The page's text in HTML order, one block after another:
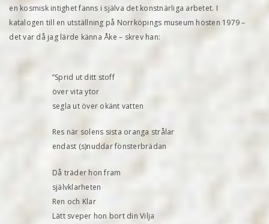
en kosmisk intighet fanns i själva det konstnärliga arbetet. I
katalogen till en utställning på Norrköpings museum hösten 1979 –
det var då jag lärde känna Åke – skrev han:
”Sprid ut ditt stoff
över vita ytor
segla ut över okänt vatten
Res när solens sista oranga strålar
endast (s)nuddar fönsterbrädan
Då träder hon fram
självklarheten
Ren och Klar
Lätt sveper hon bort din Vilja